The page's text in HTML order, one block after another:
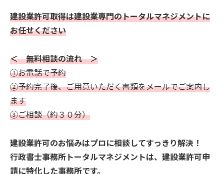
建設業許可取得は建設業専門のトータルマネジメントに
お任せください
＜ 無料相談の流れ ＞
①お電話で予約
②予約完了後、ご用意いただく書類をメールでご案内し
ます
③ご相談（約３０分）
建設業許可のお悩みはプロに相談してすっきり解決！
行政書士事務所トータルマネジメントは、建設業許可申
請に特化した事務所です。